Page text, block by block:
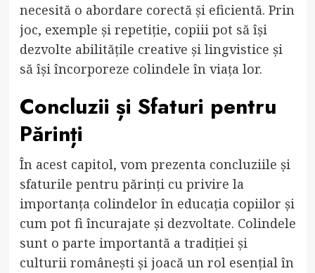
necesită o abordare corectă și eficientă. Prin
joc, exemple și repetiție, copiii pot să își
dezvolte abilitățile creative și lingvistice și
să își încorporeze colindele în viața lor.
Concluzii și Sfaturi pentru
Părinți
În acest capitol, vom prezenta concluziile și
sfaturile pentru părinți cu privire la
importanța colindelor în educația copiilor și
cum pot fi încurajate și dezvoltate. Colindele
sunt o parte importantă a tradiției și
culturii românești și joacă un rol esențial în